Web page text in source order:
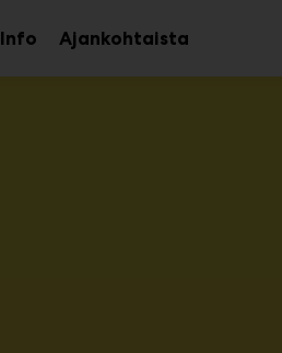
InfoAvaa
alavalikko
Ajankohtaista